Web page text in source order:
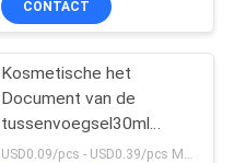
17
CONTACT
Kosmetische het
Document van de
tussenvoegsel30ml
Glanzende Laminering